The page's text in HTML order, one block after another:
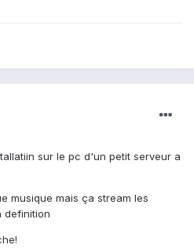
sur le pc d'un petit serveur a
musique mais ça stream les
definition